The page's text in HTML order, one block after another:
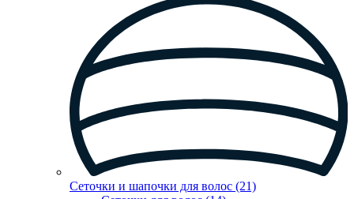
Сеточки и шапочки для волос (21)